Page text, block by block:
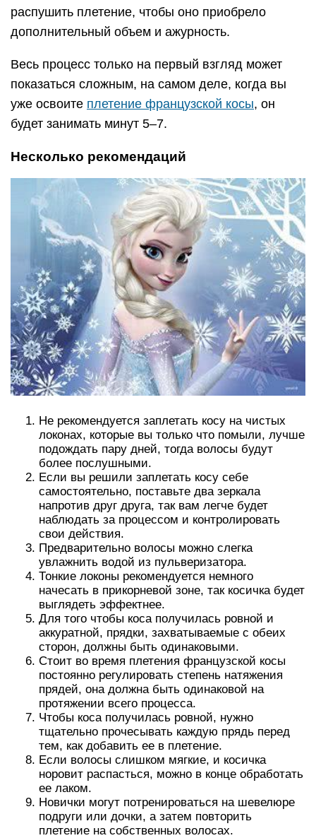
распушить плетение, чтобы оно приобрело
дополнительный объем и ажурность.
Весь процесс только на первый взгляд может
показаться сложным, на самом деле, когда вы
уже освоите плетение французской косы, он
будет занимать минут 5–7.
Несколько рекомендаций
Не рекомендуется заплетать косу на чистых
локонах, которые вы только что помыли, лучше
подождать пару дней, тогда волосы будут
более послушными.
Если вы решили заплетать косу себе
самостоятельно, поставьте два зеркала
напротив друг друга, так вам легче будет
наблюдать за процессом и контролировать
свои действия.
Предварительно волосы можно слегка
увлажнить водой из пульверизатора.
Тонкие локоны рекомендуется немного
начесать в прикорневой зоне, так косичка будет
выглядеть эффектнее.
Для того чтобы коса получилась ровной и
аккуратной, прядки, захватываемые с обеих
сторон, должны быть одинаковыми.
Стоит во время плетения французской косы
постоянно регулировать степень натяжения
прядей, она должна быть одинаковой на
протяжении всего процесса.
Чтобы коса получилась ровной, нужно
тщательно прочесывать каждую прядь перед
тем, как добавить ее в плетение.
Если волосы слишком мягкие, и косичка
норовит распасться, можно в конце обработать
ее лаком.
Новички могут потренироваться на шевелюре
подруги или дочки, а затем повторить
плетение на собственных волосах.